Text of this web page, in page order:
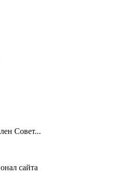
Совет...
сайта